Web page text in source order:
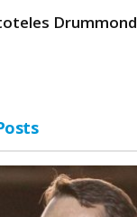
Drummond